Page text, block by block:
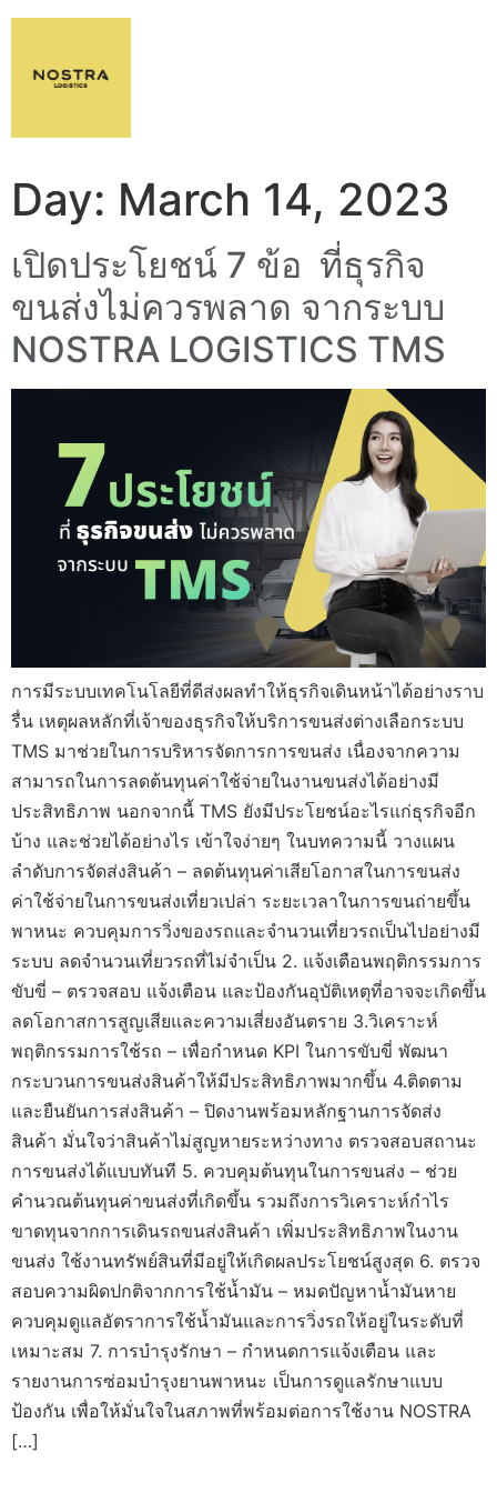
Day: March 14, 2023
เปิดประโยชน์ 7 ข้อ ที่ธุรกิจ
ขนส่งไม่ควรพลาด จากระบบ
NOSTRA LOGISTICS TMS
การมีระบบเทคโนโลยีที่ดีส่งผลทำให้ธุรกิจเดินหน้าได้อย่างราบ
รื่น เหตุผลหลักที่เจ้าของธุรกิจให้บริการขนส่งต่างเลือกระบบ
TMS มาช่วยในการบริหารจัดการการขนส่ง เนื่องจากความ
สามารถในการลดต้นทุนค่าใช้จ่ายในงานขนส่งได้อย่างมี
ประสิทธิภาพ นอกจากนี้ TMS ยังมีประโยชน์อะไรแก่ธุรกิจอีก
บ้าง และช่วยได้อย่างไร เข้าใจง่ายๆ ในบทความนี้ วางแผน
ลำดับการจัดส่งสินค้า – ลดต้นทุนค่าเสียโอกาสในการขนส่ง
ค่าใช้จ่ายในการขนส่งเที่ยวเปล่า ระยะเวลาในการขนถ่ายขึ้น
พาหนะ ควบคุมการวิ่งของรถและจำนวนเที่ยวรถเป็นไปอย่างมี
ระบบ ลดจำนวนเที่ยวรถที่ไม่จำเป็น 2. แจ้งเตือนพฤติกรรมการ
ขับขี่ – ตรวจสอบ แจ้งเตือน และป้องกันอุบัติเหตุที่อาจจะเกิดขึ้น
ลดโอกาสการสูญเสียและความเสี่ยงอันตราย 3.วิเคราะห์
พฤติกรรมการใช้รถ – เพื่อกำหนด KPI ในการขับขี่ พัฒนา
กระบวนการขนส่งสินค้าให้มีประสิทธิภาพมากขึ้น 4.ติดตาม
และยืนยันการส่งสินค้า – ปิดงานพร้อมหลักฐานการจัดส่ง
สินค้า มั่นใจว่าสินค้าไม่สูญหายระหว่างทาง ตรวจสอบสถานะ
การขนส่งได้แบบทันที 5. ควบคุมต้นทุนในการขนส่ง – ช่วย
คำนวณต้นทุนค่าขนส่งที่เกิดขึ้น รวมถึงการวิเคราะห์กำไร
ขาดทุนจากการเดินรถขนส่งสินค้า เพิ่มประสิทธิภาพในงาน
ขนส่ง ใช้งานทรัพย์สินที่มีอยู่ให้เกิดผลประโยชน์สูงสุด 6. ตรวจ
สอบความผิดปกติจากการใช้น้ำมัน – หมดปัญหาน้ำมันหาย
ควบคุมดูแลอัตราการใช้น้ำมันและการวิ่งรถให้อยู่ในระดับที่
เหมาะสม 7. การบำรุงรักษา – กำหนดการแจ้งเตือน และ
รายงานการซ่อมบำรุงยานพาหนะ เป็นการดูแลรักษาแบบ
ป้องกัน เพื่อให้มั่นใจในสภาพที่พร้อมต่อการใช้งาน NOSTRA
[…]